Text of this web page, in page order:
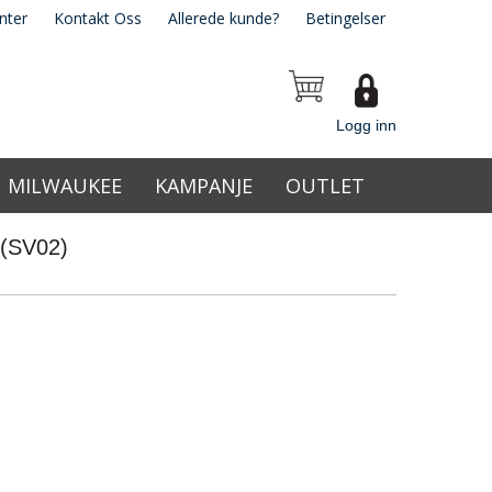
Kontakt Oss Allerede kunde? Betingelser
Logg inn
MILWAUKEE KAMPANJE OUTLET